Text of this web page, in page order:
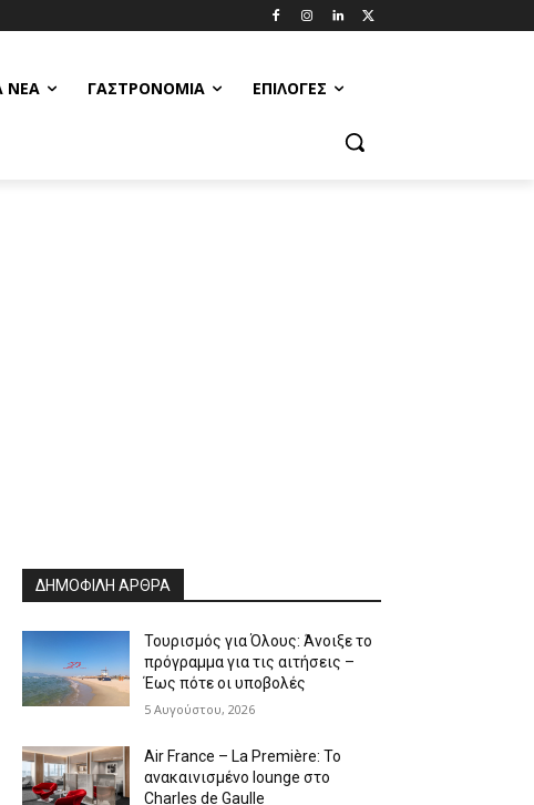
ΝΈΑ ΓΑΣΤΡΟΝΟΜΊΑ ΕΠΙΛΟΓΈΣ
ΔΗΜΟΦΙΛΗ ΑΡΘΡΑ
Τουρισμός για Όλους: Άνοιξε το
πρόγραμμα για τις αιτήσεις –
Έως πότε οι υποβολές
5 Αυγούστου, 2026
Air France – La Première: Το
ανακαινισμένο lounge στο
Charles de Gaulle